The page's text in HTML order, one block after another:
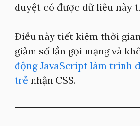
duyệt có được dữ liệu này
Điều này tiết kiệm thời
giảm số lần gọi mạng và
động JavaScript làm trình
trễ nhận CSS.